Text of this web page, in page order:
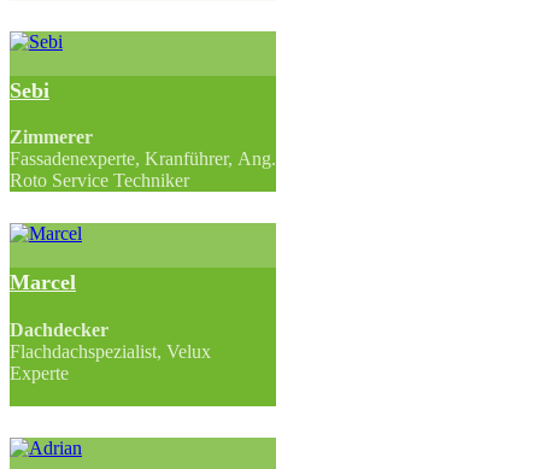
Sebi
Zimmerer
Fassadenexperte, Kranführer, Ang.
Roto Service Techniker
Marcel
Dachdecker
Flachdachspezialist, Velux
Experte